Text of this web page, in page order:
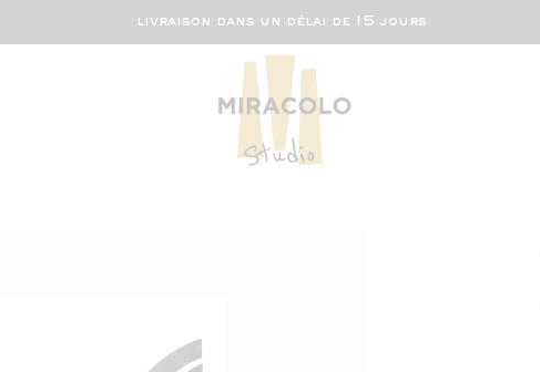
livraison dans un délai de 15 jours